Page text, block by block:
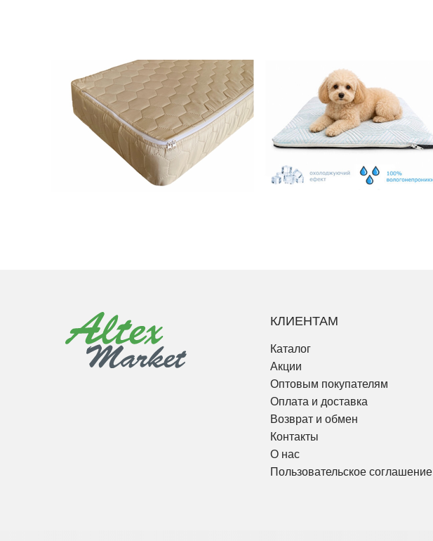
КЛИЕНТАМ
Каталог
Акции
Оптовым покупателям
Оплата и доставка
Возврат и обмен
Контакты
О нас
Пользовательское соглашение